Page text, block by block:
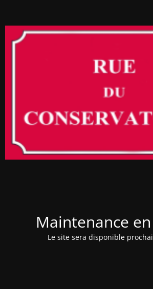
Maintenance
Le site sera disponible